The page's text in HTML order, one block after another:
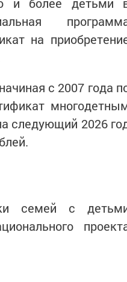
на
с 2007 года
следующий 2026
семей с